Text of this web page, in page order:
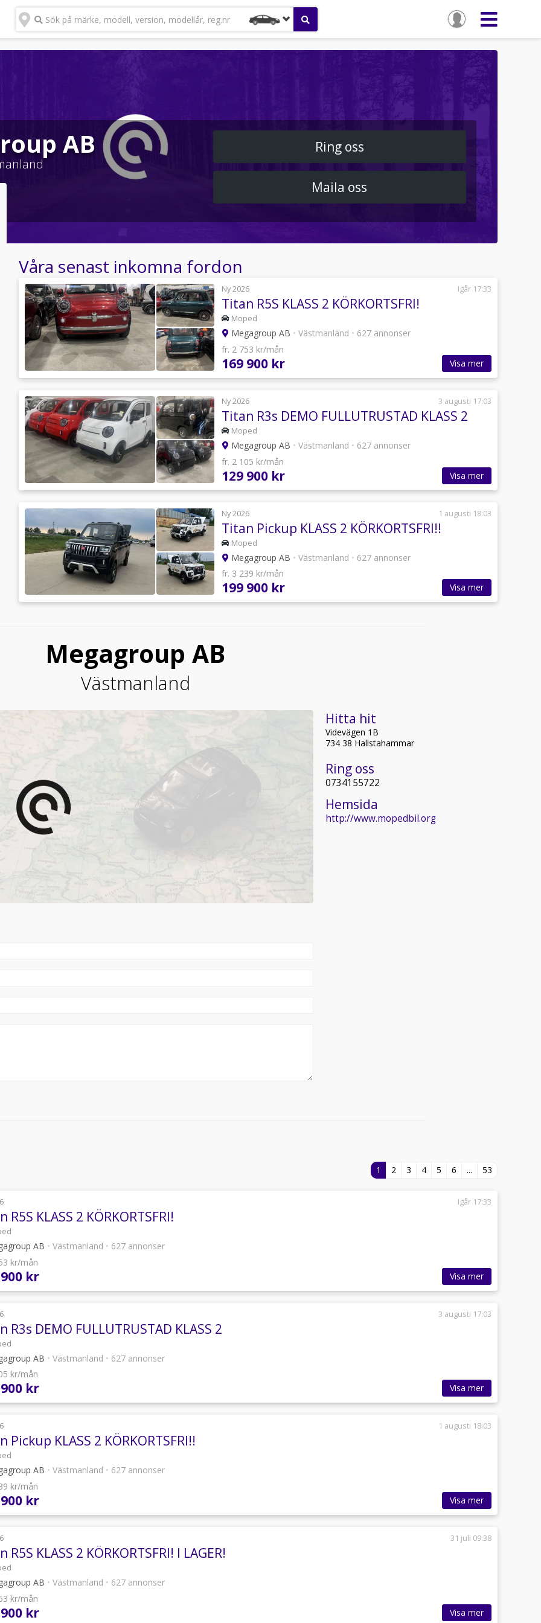
Sök på märke, modell, version, modellår, reg.nr
AB Ring oss
Maila oss
Våra senast inkomna fordon
Ny 2026 Igår 17:33
Titan R5S KLASS 2 KÖRKORTSFRI!
Moped
Megagroup AB • Västmanland • 627 annonser
fr. 2 753 kr/mån
169 900 kr Visa mer
Ny 2026 3 augusti 17:03
Titan R3s DEMO FULLUTRUSTAD KLASS 2
Moped
Megagroup AB • Västmanland • 627 annonser
fr. 2 105 kr/mån
129 900 kr Visa mer
Ny 2026 1 augusti 18:03
Titan Pickup KLASS 2 KÖRKORTSFRI!!
Moped
Megagroup AB • Västmanland • 627 annonser
fr. 3 239 kr/mån
199 900 kr Visa mer
Megagroup AB
Västmanland
Hitta hit
Videvägen 1B
734 38 Hallstahammar
Ring oss
0734155722
Hemsida
http://www.mopedbil.org
1 2 3 4 5 6 ... 53
Igår 17:33
R5S KLASS 2 KÖRKORTSFRI!
AB • Västmanland • 627 annonser
kr/mån
kr Visa mer
3 augusti 17:03
R3s DEMO FULLUTRUSTAD KLASS 2
AB • Västmanland • 627 annonser
kr/mån
kr Visa mer
1 augusti 18:03
Pickup KLASS 2 KÖRKORTSFRI!!
AB • Västmanland • 627 annonser
kr/mån
kr Visa mer
31 juli 09:38
R5S KLASS 2 KÖRKORTSFRI! I LAGER!
AB • Västmanland • 627 annonser
kr/mån
kr Visa mer